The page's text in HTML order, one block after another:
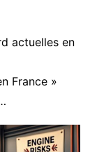
actuelles en
France »